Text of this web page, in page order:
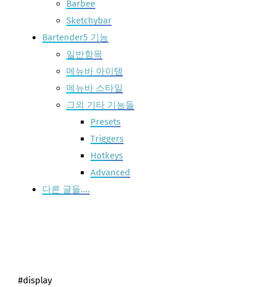
Barbee
Sketchybar
Bartender5 기능
일반항목
메뉴바 아이템
메뉴바 스타일
그외 기타 기능들
Presets
Triggers
Hotkeys
Advanced
다른 글들….
#display